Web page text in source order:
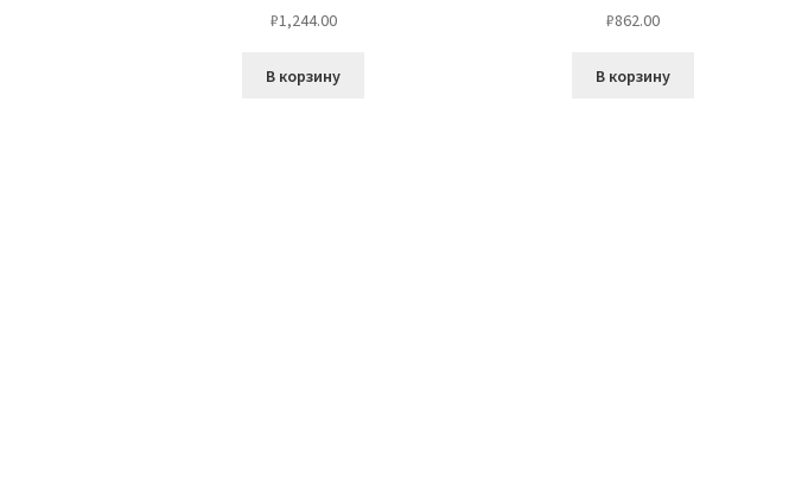
₽1,244.00
В корзину
₽862.00
В корзину